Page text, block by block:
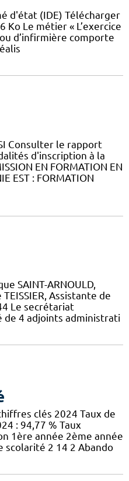
d'état (IDE) Télécharger
Ko Le métier « L’exercice
d’infirmière comporte
Consulter le rapport
d'inscription à la
EN FORMATION EN
EST : FORMATION
SAINT-ARNOULD,
Assistante de
Le secrétariat
de 4 adjoints administrati
clés 2024 Taux de
: 94,77 % Taux
1ère année 2ème année
2 14 2 Abando